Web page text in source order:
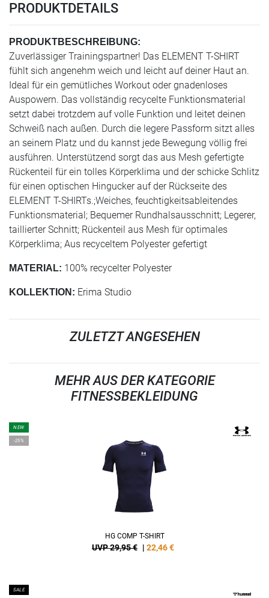
PRODUKTDETAILS
PRODUKTBESCHREIBUNG:
Zuverlässiger Trainingspartner! Das ELEMENT T-SHIRT
fühlt sich angenehm weich und leicht auf deiner Haut an.
Ideal für ein gemütliches Workout oder gnadenloses
Auspowern. Das vollständig recycelte Funktionsmaterial
setzt dabei trotzdem auf volle Funktion und leitet deinen
Schweiß nach außen. Durch die legere Passform sitzt alles
an seinem Platz und du kannst jede Bewegung völlig frei
ausführen. Unterstützend sorgt das aus Mesh gefertigte
Rückenteil für ein tolles Körperklima und der schicke Schlitz
für einen optischen Hingucker auf der Rückseite des
ELEMENT T-SHIRTs.;Weiches, feuchtigkeitsableitendes
Funktionsmaterial; Bequemer Rundhalsausschnitt; Legerer,
taillierter Schnitt; Rückenteil aus Mesh für optimales
Körperklima; Aus recyceltem Polyester gefertigt
MATERIAL: 100% recycelter Polyester
KOLLEKTION: Erima Studio
ZULETZT ANGESEHEN
MEHR AUS DER KATEGORIE
FITNESSBEKLEIDUNG
NEW
-25%
HG COMP T-SHIRT
UVP 29,95 € | 22,46€
SALE